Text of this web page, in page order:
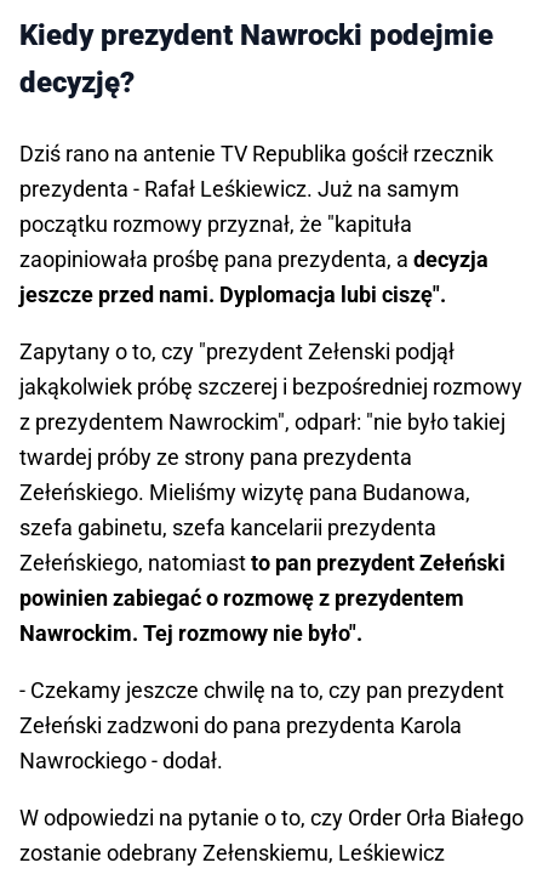
Kiedy prezydent Nawrocki podejmie
decyzję?
Dziś rano na antenie TV Republika gościł rzecznik
prezydenta - Rafał Leśkiewicz. Już na samym
początku rozmowy przyznał, że "kapituła
zaopiniowała prośbę pana prezydenta, a decyzja
jeszcze przed nami. Dyplomacja lubi ciszę".
Zapytany o to, czy "prezydent Zełenski podjął
jakąkolwiek próbę szczerej i bezpośredniej rozmowy
z prezydentem Nawrockim", odparł: "nie było takiej
twardej próby ze strony pana prezydenta
Zełeńskiego. Mieliśmy wizytę pana Budanowa,
szefa gabinetu, szefa kancelarii prezydenta
Zełeńskiego, natomiastto pan prezydent Zełeński
powinien zabiegać o rozmowę z prezydentem
Nawrockim. Tej rozmowy nie było".
- Czekamy jeszcze chwilę na to, czy pan prezydent
Zełeński zadzwoni do pana prezydenta Karola
Nawrockiego - dodał.
W odpowiedzi na pytanie o to, czy Order Orła Białego
zostanie odebrany Zełenskiemu, Leśkiewicz